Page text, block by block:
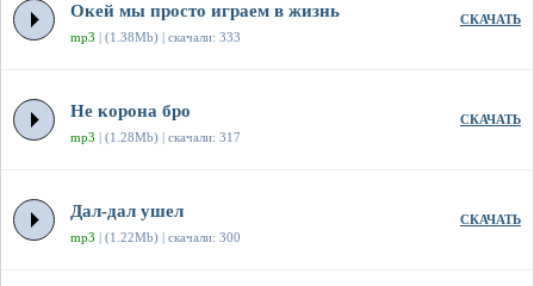
Окей мы просто играем в жизнь
mp3 | (1.38Mb) | скачали: 333
СКАЧАТЬ
Не корона бро
mp3 | (1.28Mb) | скачали: 317
СКАЧАТЬ
Дал-дал ушел
mp3 | (1.22Mb) | скачали: 300
СКАЧАТЬ